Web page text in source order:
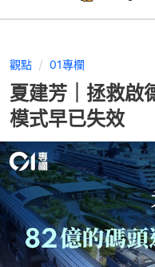
觀點 01專欄
夏建芳｜拯救啟
模式早已失效